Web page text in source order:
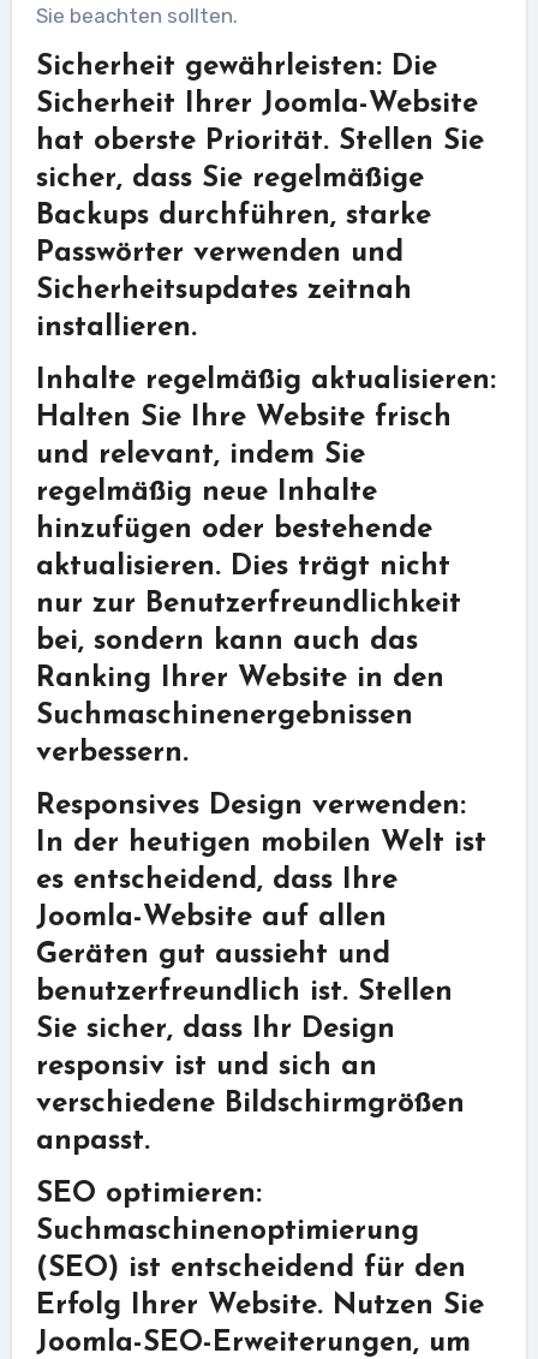
Sie beachten sollten.
Sicherheit gewährleisten: Die
Sicherheit Ihrer Joomla-Website
hat oberste Priorität. Stellen Sie
sicher, dass Sie regelmäßige
Backups durchführen, starke
Passwörter verwenden und
Sicherheitsupdates zeitnah
installieren.
Inhalte regelmäßig aktualisieren:
Halten Sie Ihre Website frisch
und relevant, indem Sie
regelmäßig neue Inhalte
hinzufügen oder bestehende
aktualisieren. Dies trägt nicht
nur zur Benutzerfreundlichkeit
bei, sondern kann auch das
Ranking Ihrer Website in den
Suchmaschinenergebnissen
verbessern.
Responsives Design verwenden:
In der heutigen mobilen Welt ist
es entscheidend, dass Ihre
Joomla-Website auf allen
Geräten gut aussieht und
benutzerfreundlich ist. Stellen
Sie sicher, dass Ihr Design
responsiv ist und sich an
verschiedene Bildschirmgrößen
anpasst.
SEO optimieren:
Suchmaschinenoptimierung
(SEO) ist entscheidend für den
Erfolg Ihrer Website. Nutzen Sie
Joomla-SEO-Erweiterungen, um